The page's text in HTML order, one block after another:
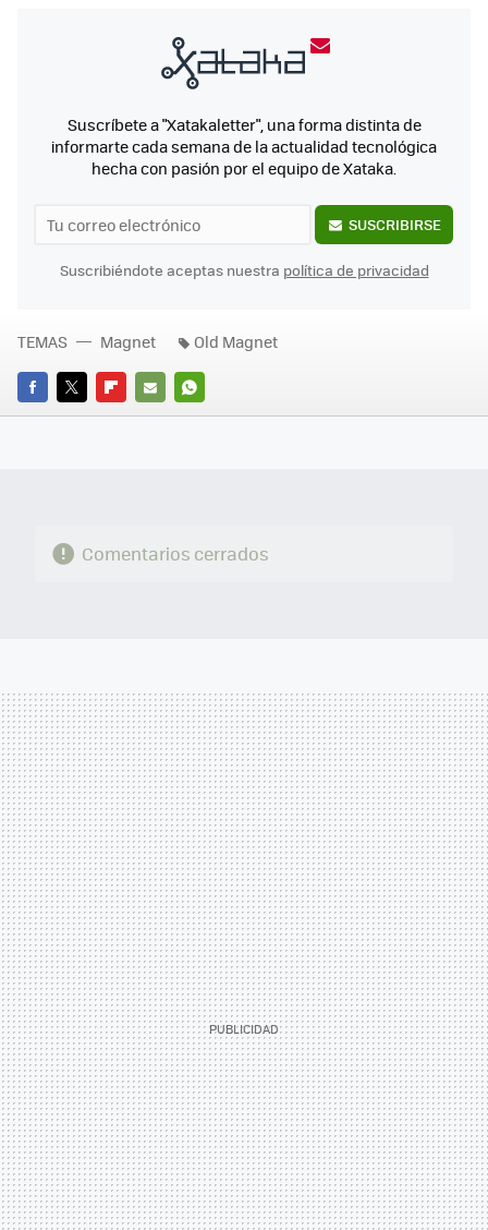
Suscríbete a "Xatakaletter", una forma distinta de
informarte cada semana de la actualidad tecnológica
hecha con pasión por el equipo de Xataka.
SUSCRIBIRSE
Suscribiéndote aceptas nuestra política de privacidad
FACEBOOK
TWITTERFLIPBOARD
E-
WHATSAPP
TEMAS Magnet Old Magnet
Comentarios cerrados